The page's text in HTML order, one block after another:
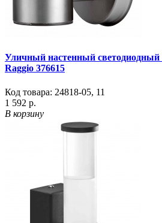
Уличный настенный светодиодный
Raggio 376615
Код товара: 24818-05, 11
1 592 р.
В корзину